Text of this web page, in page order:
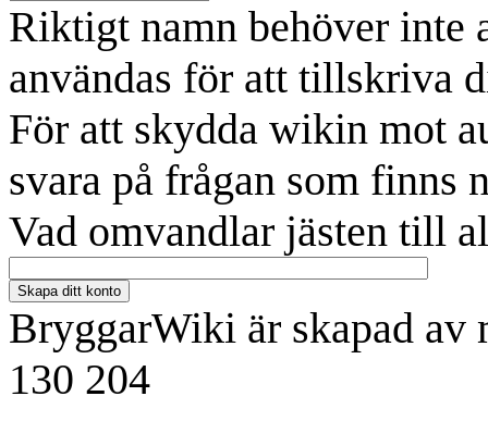
Riktigt namn behöver inte
användas för att tillskriva
För att skydda wikin mot
svara på frågan som finns
Vad omvandlar jästen till
Skapa ditt konto
BryggarWiki är skapad av
130 204